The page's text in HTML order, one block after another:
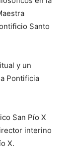
Santo
y un
Pontificia
San Pío X
interino
X.